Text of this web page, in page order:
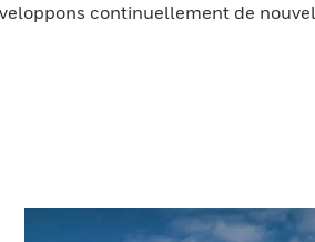
continuellement de